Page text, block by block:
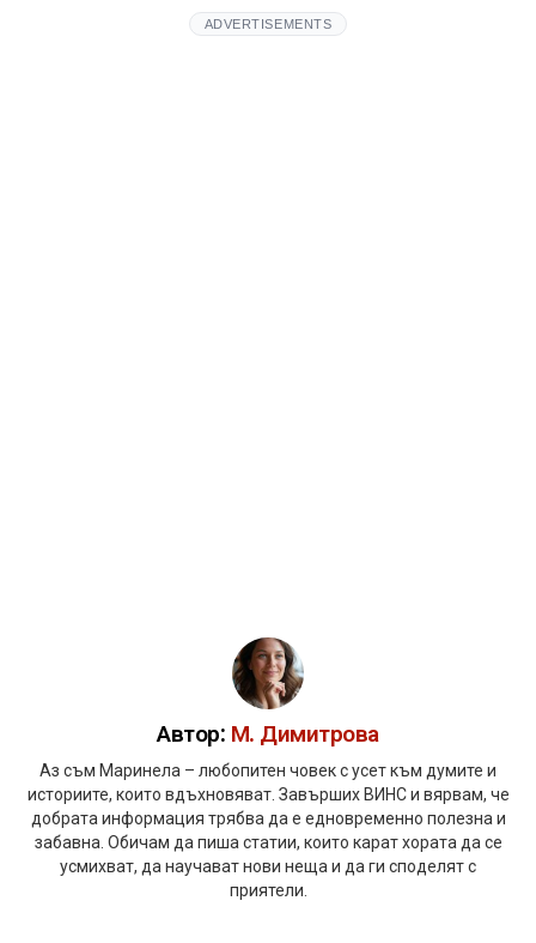
ADVERTISEMENTS
Автор: М. Димитрова
Аз съм Маринела – любопитен човек с усет към думите и
историите, които вдъхновяват. Завърших ВИНС и вярвам, че
добрата информация трябва да е едновременно полезна и
забавна. Обичам да пиша статии, които карат хората да се
усмихват, да научават нови неща и да ги споделят с
приятели.